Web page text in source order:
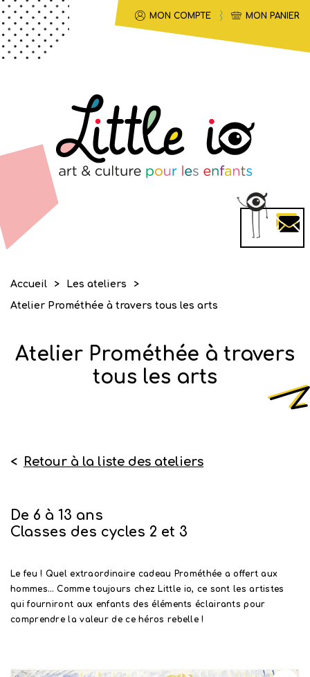
MON COMPTE MON PANIER
Accueil > Les ateliers >
Atelier Prométhée à travers tous les arts
Atelier Prométhée à travers
tous les arts
< Retour à la liste des ateliers
De 6 à 13 ans
Classes des cycles 2 et 3
Le feu ! Quel extraordinaire cadeau Prométhée a offert aux
hommes… Comme toujours chez Little io, ce sont les artistes
qui fourniront aux enfants des éléments éclairants pour
comprendre la valeur de ce héros rebelle !